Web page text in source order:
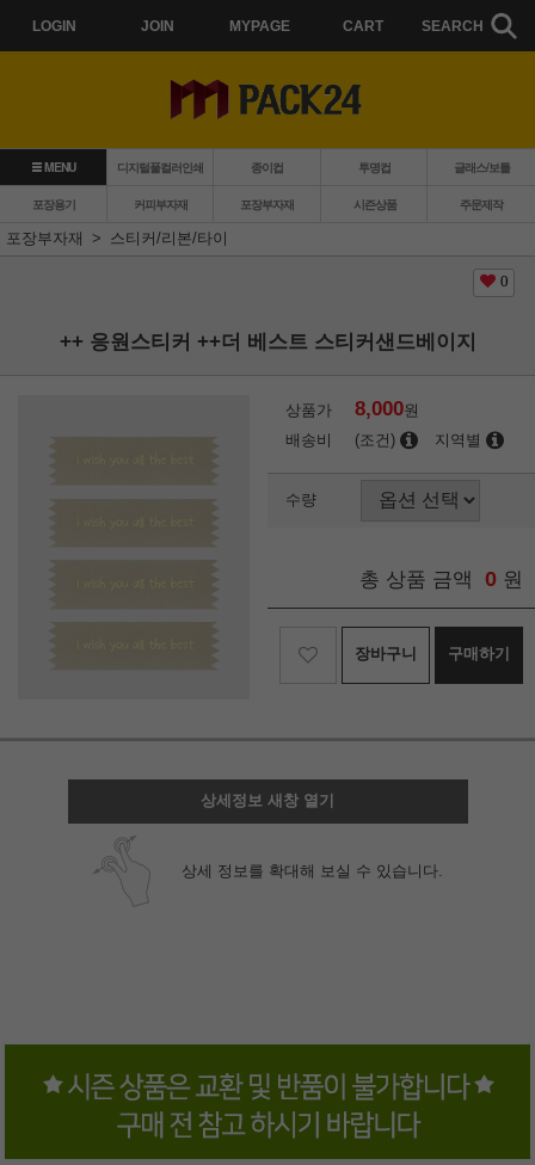
LOGIN JOIN MYPAGE CART SEARCH
MENU 디지털풀컬러인쇄 종이컵 투명컵 글래스/보틀
포장용기 커피부자재 포장부자재 시즌상품
주문제작
포장부자재
스티커/리본/타이
0
++ 응원스티커 ++더 베스트 스티커샌드베이지
상품가 8,000원
배송비
(조건) 지역별
수량
총 상품 금액 0 원
장바구니 구매하기
상세정보 새창 열기
상세 정보를 확대해 보실 수 있습니다.